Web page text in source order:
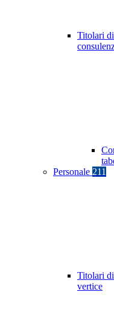
Titolari
Personale 211
Titolari
vertice